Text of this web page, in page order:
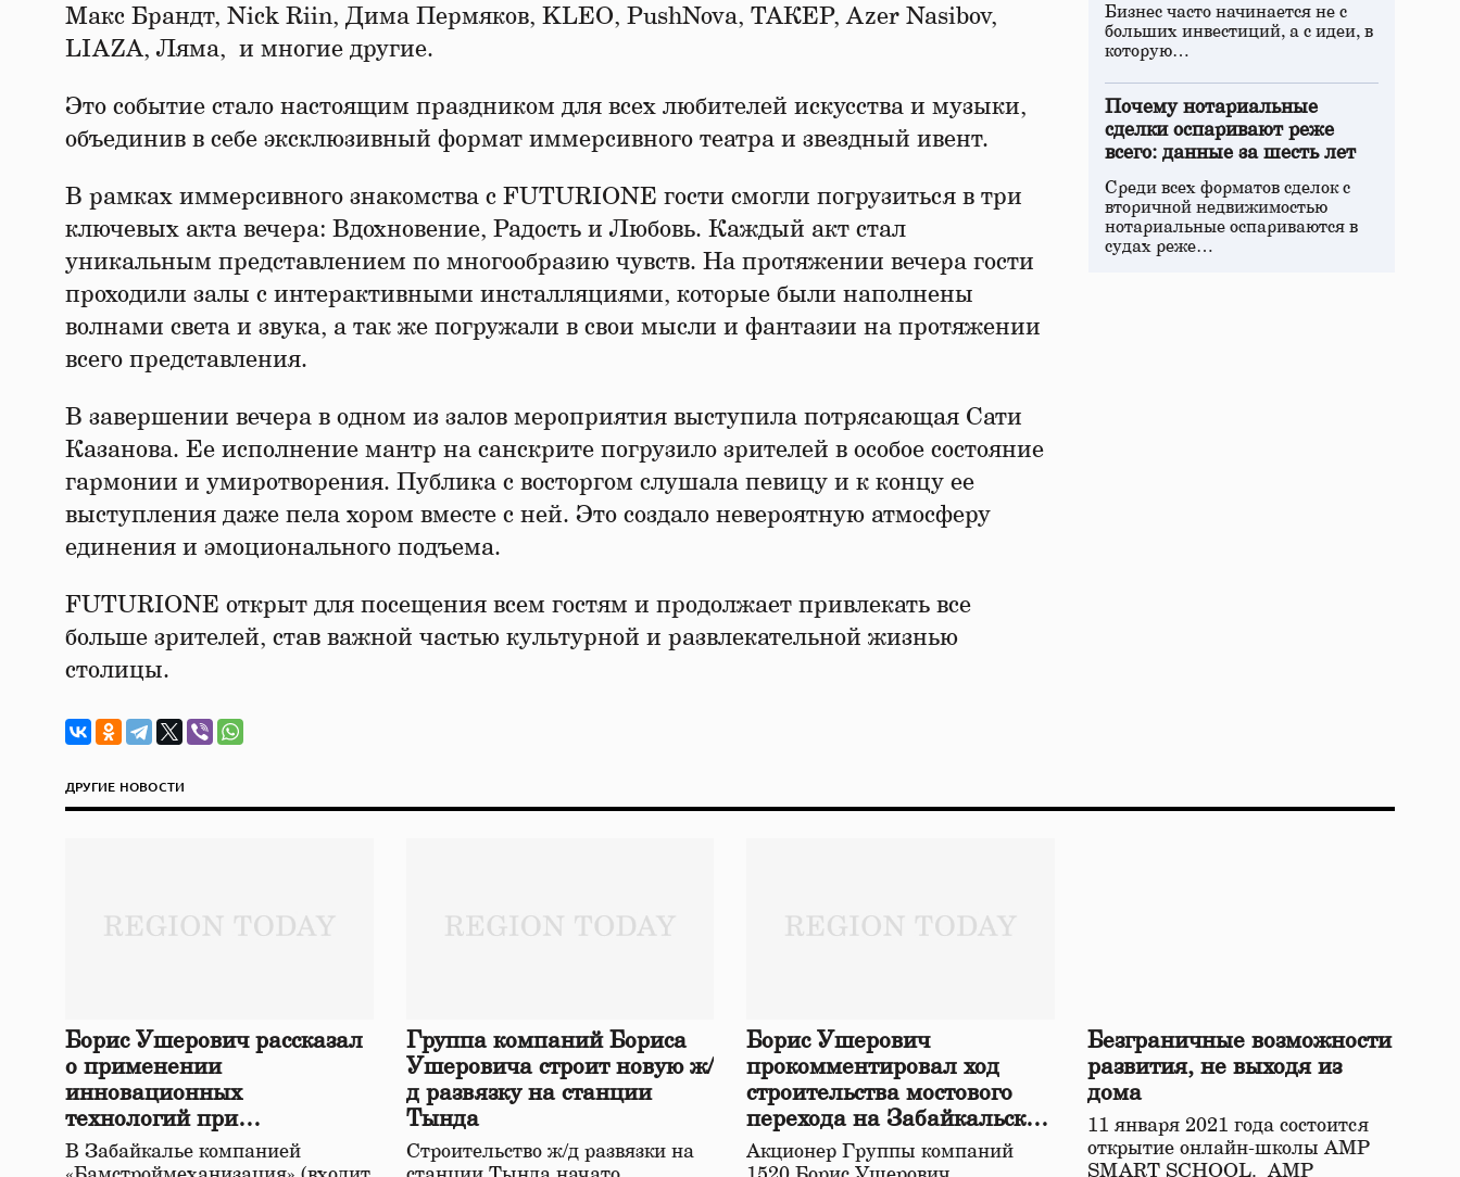
Макс Брандт, Nick Riin, Дима Пермяков, KLEO, PushNova, ТАКЕР, Azer Nasibov,
LIAZA, Ляма, и многие другие.
Это событие стало настоящим праздником для всех любителей искусства и музыки,
объединив в себе эксклюзивный формат иммерсивного театра и звездный ивент.
В рамках иммерсивного знакомства с FUTURIONE гости смогли погрузиться в три
ключевых акта вечера: Вдохновение, Радость и Любовь. Каждый акт стал
уникальным представлением по многообразию чувств. На протяжении вечера гости
проходили залы с интерактивными инсталляциями, которые были наполнены
волнами света и звука, а так же погружали в свои мысли и фантазии на протяжении
всего представления.
В завершении вечера в одном из залов мероприятия выступила потрясающая Сати
Казанова. Ее исполнение мантр на санскрите погрузило зрителей в особое состояние
гармонии и умиротворения. Публика с восторгом слушала певицу и к концу ее
выступления даже пела хором вместе с ней. Это создало невероятную атмосферу
единения и эмоционального подъема.
FUTURIONE открыт для посещения всем гостям и продолжает привлекать все
больше зрителей, став важной частью культурной и развлекательной жизнью
столицы.
Бизнес часто начинается не с
больших инвестиций, а с идеи, в
которую…
Почему нотариальные
сделки оспаривают реже
всего: данные за шесть лет
Среди всех форматов сделок с
вторичной недвижимостью
нотариальные оспариваются в
судах реже…
ДРУГИЕ НОВОСТИ
Борис Ушерович рассказал
о применении
инновационных
технологий при
строительстве нового моста
в Забайкалье
В Забайкалье компанией
Группа компаний Бориса
Ушеровича строит новую ж/
д развязку на станции
Тында
Строительство ж/д развязки на
Борис Ушерович
прокомментировал ход
строительства мостового
перехода на Забайкальской
железной дороге
Акционер Группы компаний
Безграничные возможности
развития, не выходя из
дома
11 января 2021 года состоится
открытие онлайн-школы АМР
SMART SCHOOL. АМР